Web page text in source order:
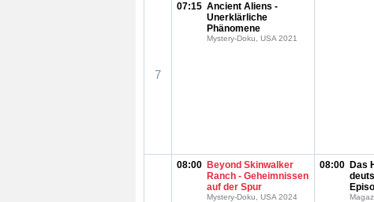
7
07:15 Ancient Aliens -
Unerklärliche
Phänomene
Mystery-Doku, USA 2021
08:00 Beyond Skinwalker
Ranch - Geheimnissen
auf der Spur
Mystery-Doku, USA 2024
08:00 Das